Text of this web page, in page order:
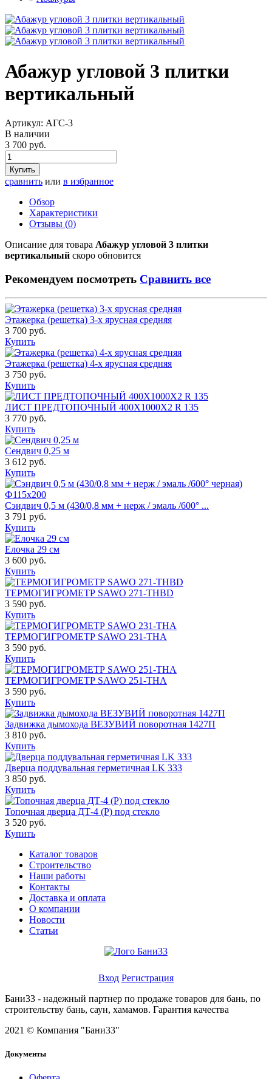
Абажур угловой 3 плитки
вертикальный
Артикул: АГС-3
В наличии
3 700 руб.
Купить
сравнить или в избранное
Обзор
Характеристики
Отзывы (0)
Описание для товара Абажур угловой 3 плитки
вертикальный скоро обновится
Рекомендуем посмотреть Сравнить все
Этажерка (решетка) 3-х ярусная средняя
3 700 руб.
Купить
Этажерка (решетка) 4-х ярусная средняя
3 750 руб.
Купить
ЛИСТ ПРЕДТОПОЧНЫЙ 400Х1000Х2 R 135
3 770 руб.
Купить
Сендвич 0,25 м
3 612 руб.
Купить
Сэндвич 0,5 м (430/0,8 мм + нерж / эмаль /600° ...
3 791 руб.
Купить
Елочка 29 см
3 600 руб.
Купить
ТЕРМОГИГРОМЕТР SAWO 271-THBD
3 590 руб.
Купить
ТЕРМОГИГРОМЕТР SAWO 231-THA
3 590 руб.
Купить
ТЕРМОГИГРОМЕТР SAWO 251-THA
3 590 руб.
Купить
Задвижка дымохода ВЕЗУВИЙ поворотная 1427П
3 810 руб.
Купить
Дверца поддувальная герметичная LK 333
3 850 руб.
Купить
Топочная дверца ДТ-4 (Р) под стекло
3 520 руб.
Купить
Каталог товаров
Строительство
Наши работы
Контакты
Доставка и оплата
О компании
Новости
Статьи
Вход Регистрация
Бани33 - надежный партнер по продаже товаров для бань, по
строительству бань, саун, хамамов. Гарантия качества
2021 © Компания "Бани33"
Документы